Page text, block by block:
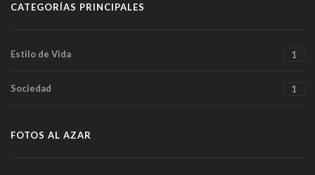
CATEGORÍAS PRINCIPALES
Estilo de Vida 1
Sociedad 1
FOTOS AL AZAR